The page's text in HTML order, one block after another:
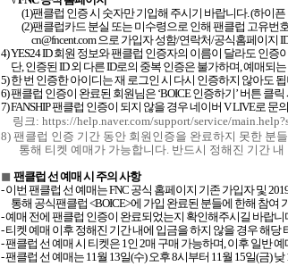
(1)팬클럽 인증 시 숫자만 기입해 주시기 바랍니다. (하이픈
(2)팬클럽카드 분실 또는 미수령으로 인해 팬클럽 고유번
cn@fncent.com 으로 가입자 성함/연락처/공식홈페이지
4) YES24 ID회원 정보와 팬클럽 인증자의 이름이 달라도 인증
단, 인증된ID외 다른ID로의 중복 인증은 불가하며 ,예매되
5)한 번 인증한 아이디는 재 로그인 시 다시 인증하지 않아도
6)팬클럽 인증이 완료된 회원님은 ‘BOICE인증하기’ 버튼 클릭
7) FANSHIP팬클럽 인증이 되지 않을 경우 네이버 V LIVE로 문
링크 :https://help.naver.com/support/service/
8) 팬클럽 인증 기간 동안 회원인증을 완료하지 못한 분
통해 티켓 예매가 가능합니다 반드시 정해진 기간
◼ 팬클럽 선 예매 시 주의 사항
-이번 팬클럽 선 예매는FNC 공식 홈페이지 기존 가입자 및
통해 공식팬클럽<BOICE>에 가입 완료된 분들에 한해 참여
-예매 전에 팬클럽 인증이 완료되었는지 확인해주시길 바랍니
-티켓 예매 이후 정해진 기간 내에 입금을 하지 않을 경우 해당
-팬클럽 선 예매 시 티켓은 1 인 2매 구매 가능하며 이후 일반 예
-팬클럽 선 예매는 11 월 13일(수) 오후8시부터 11 월 15일(금)낮